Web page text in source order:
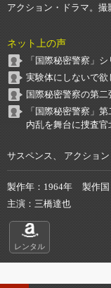
アクション・ドラマ。撮
ネット上の声
「国際秘密警察」
実験体にしないで欲
国際秘密警察の第二
「国際秘密警察」
内乱を舞台に捜査官
サスペンス、 アクション
製作年 1964年 製作国
主演
三橋達也
レンタル